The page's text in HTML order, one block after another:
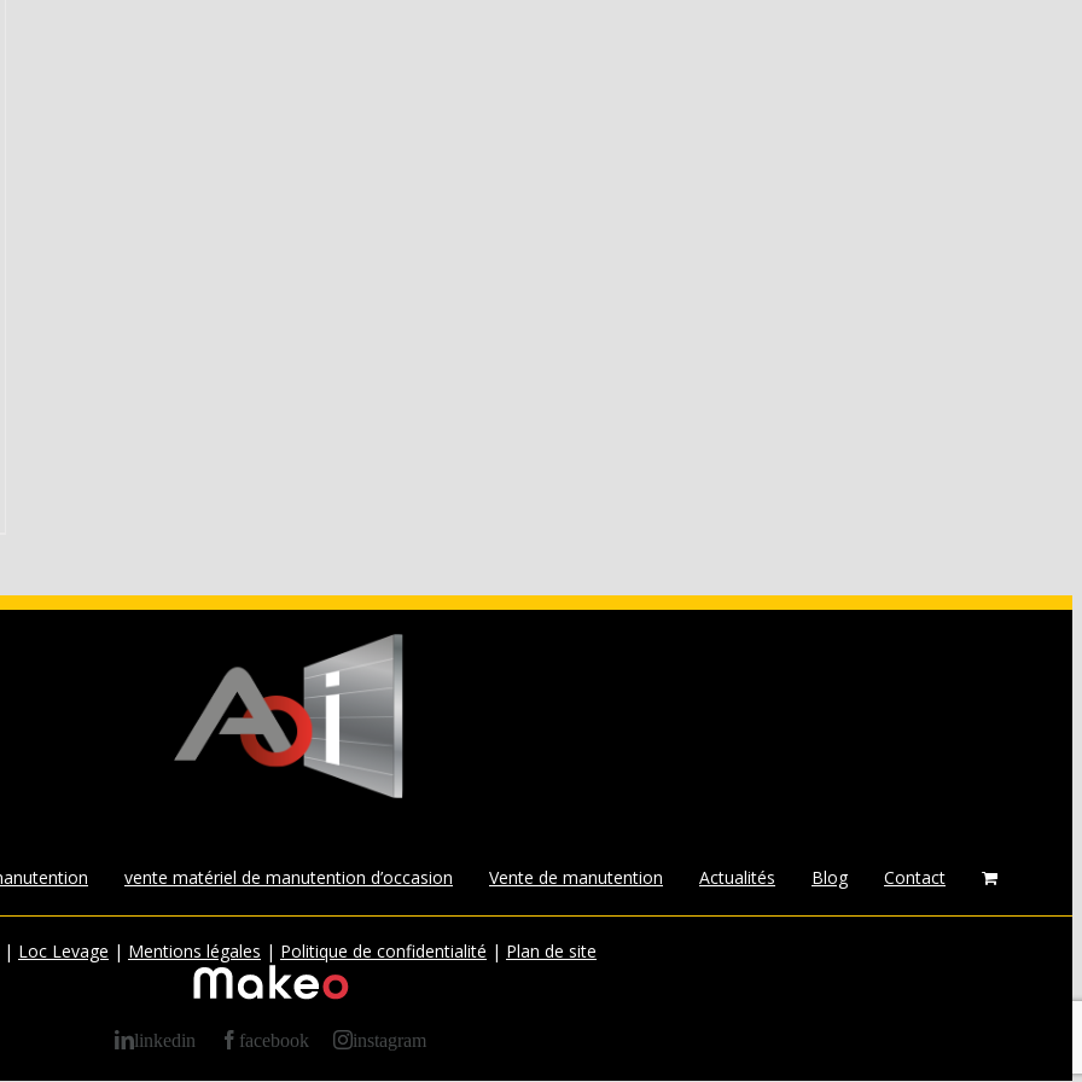
vente matériel de manutention d’occasion Vente de manutention Actualités Blog Contact
| Loc Levage | Mentions légales | Politique de confidentialité | Plan de site
linkedin facebook instagram